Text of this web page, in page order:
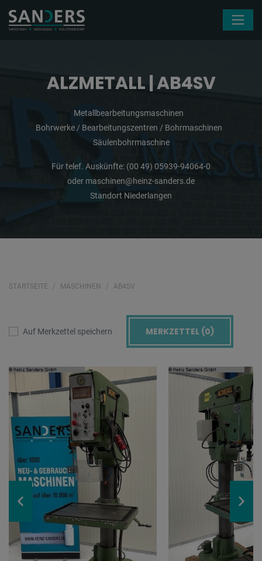
ALZMETALL | AB4SV
Metallbearbeitungsmaschinen
Bohrwerke / Bearbeitungszentren / Bohrmaschinen
Säulenbohrmaschine
Für telef. Auskünfte: (00 49) 05939-94064-0
oder maschinen@heinz-sanders.de
Standort Niederlangen
STARTSEITE MASCHINEN AB4SV
Auf Merkzettel speichern MERKZETTEL (0)